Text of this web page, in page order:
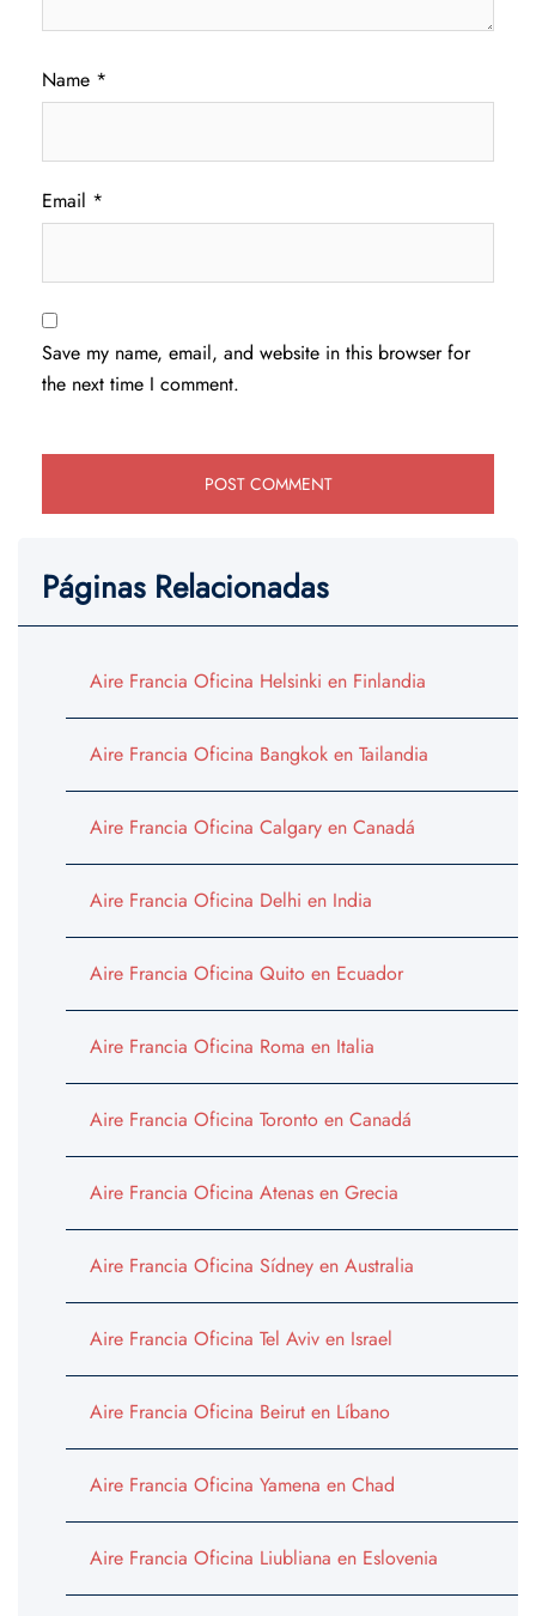
Name *
Email *
Save my name, email, and website in this browser for
the next time I comment.
Páginas Relacionadas
Aire Francia Oficina Helsinki en Finlandia
Aire Francia Oficina Bangkok en Tailandia
Aire Francia Oficina Calgary en Canadá
Aire Francia Oficina Delhi en India
Aire Francia Oficina Quito en Ecuador
Aire Francia Oficina Roma en Italia
Aire Francia Oficina Toronto en Canadá
Aire Francia Oficina Atenas en Grecia
Aire Francia Oficina Sídney en Australia
Aire Francia Oficina Tel Aviv en Israel
Aire Francia Oficina Beirut en Líbano
Aire Francia Oficina Yamena en Chad
Aire Francia Oficina Liubliana en Eslovenia